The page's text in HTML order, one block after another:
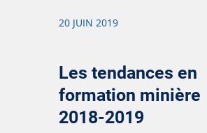
20 JUIN 2019
Les tendances en
formation minière
2018-2019